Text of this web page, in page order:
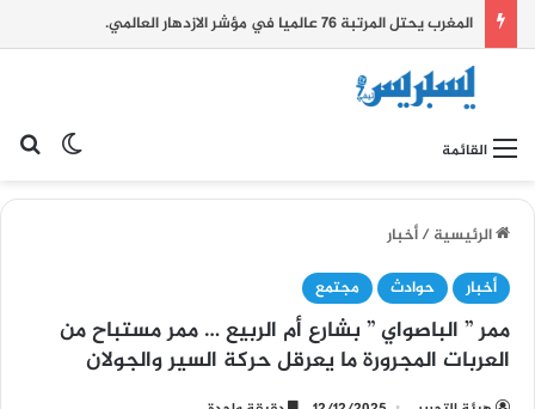
المغرب يحتل المرتبة 76 عالميا في مؤشر الازدهار العالمي.
القائمة
الرئيسية/أخبار
أخبار
حوادث مجتمع
ممر ” الباصواي ” بشارع أم الربيع … ممر مستباح من
العربات المجرورة ما يعرقل حركة السير والجولان